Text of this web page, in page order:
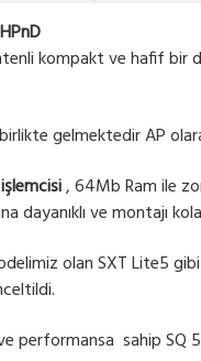
kompakt ve hafif bir
gelmektedir AP
, 64Mb Ram ile
dayanıklı ve montajı
olan SXT Lite5
ve performansa sahip